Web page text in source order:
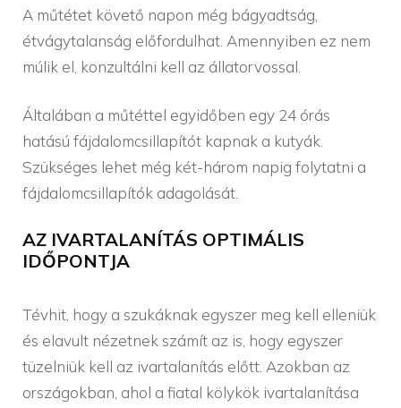
A műtétet követő napon még bágyadtság,
étvágytalanság előfordulhat. Amennyiben ez nem
múlik el, konzultálni kell az állatorvossal.
Általában a műtéttel egyidőben egy 24 órás
hatású fájdalomcsillapítót kapnak a kutyák.
Szükséges lehet még két-három napig folytatni a
fájdalomcsillapítók adagolását.
AZ IVARTALANÍTÁS OPTIMÁLIS
IDŐPONTJA
Tévhit, hogy a szukáknak egyszer meg kell elleniük
és elavult nézetnek számít az is, hogy egyszer
tüzelniük kell az ivartalanítás előtt. Azokban az
országokban, ahol a fiatal kölykök ivartalanítása